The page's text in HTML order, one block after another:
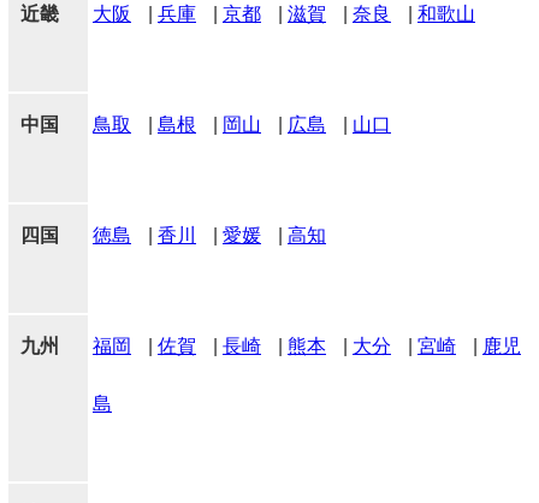
近畿 大阪 兵庫 京都 滋賀 奈良 和歌山
中国 鳥取 島根 岡山 広島 山口
四国 徳島 香川 愛媛 高知
九州 福岡 佐賀 長崎 熊本 大分 宮崎 鹿児
島